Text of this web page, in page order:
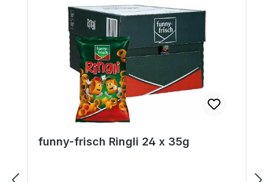
funny-frisch Ringli 24 x 35g